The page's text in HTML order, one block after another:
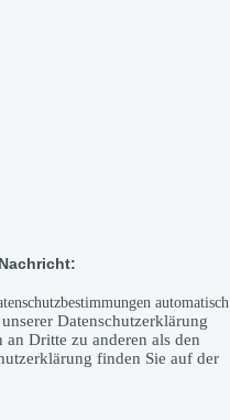
automatisch
Datenschutzerklärung
Dritte zu anderen als den
finden Sie auf der